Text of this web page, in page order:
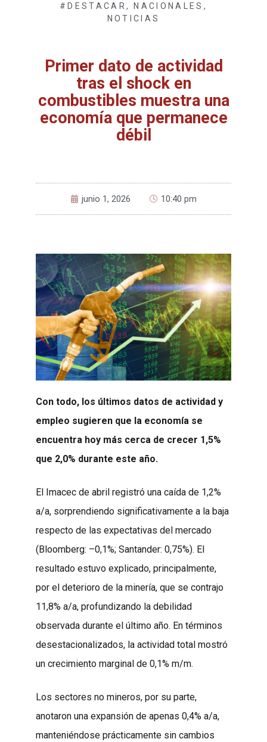
#DESTACAR ,NACIONALES ,
NOTICIAS
Primer dato de actividad
tras el shock en
combustibles muestra una
economía que permanece
débil
junio 1, 2026 10:40 pm
Con todo, los últimos datos de actividad y
empleo sugieren que la economía se
encuentra hoy más cerca de crecer 1,5%
que 2,0% durante este año.
El Imacec de abril registró una caída de 1,2%
a/a, sorprendiendo significativamente a la baja
respecto de las expectativas del mercado
(Bloomberg: –0,1%; Santander: 0,75%). El
resultado estuvo explicado, principalmente,
por el deterioro de la minería, que se contrajo
11,8% a/a, profundizando la debilidad
observada durante el último año. En términos
desestacionalizados, la actividad total mostró
un crecimiento marginal de 0,1% m/m.
Los sectores no mineros, por su parte,
anotaron una expansión de apenas 0,4% a/a,
manteniéndose prácticamente sin cambios